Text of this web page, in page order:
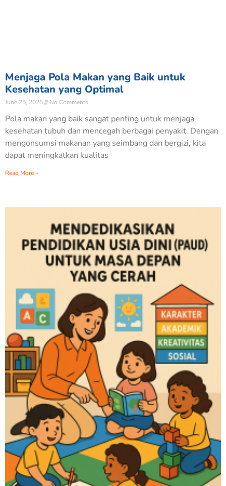
Menjaga Pola Makan yang Baik untuk
Kesehatan yang Optimal
June 25, 2025 No Comments
Pola makan yang baik sangat penting untuk menjaga
kesehatan tubuh dan mencegah berbagai penyakit. Dengan
mengonsumsi makanan yang seimbang dan bergizi, kita
dapat meningkatkan kualitas
Read More »